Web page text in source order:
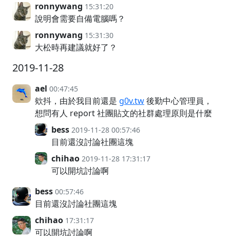
ronnywang 15:31:20
說明會需要自備電腦嗎？
ronnywang 15:31:30
大松時再建議就好了？
2019-11-28
ael 00:47:45
欸抖，由於我目前還是 g0v.tw後勤中心管理員，
想問有人 report 社團貼文的社群處理原則是什麼
bess 2019-11-28 00:57:46
目前還沒討論社團這塊
chihao 2019-11-28 17:31:17
可以開坑討論啊
bess 00:57:46
目前還沒討論社團這塊
chihao 17:31:17
可以開坑討論啊